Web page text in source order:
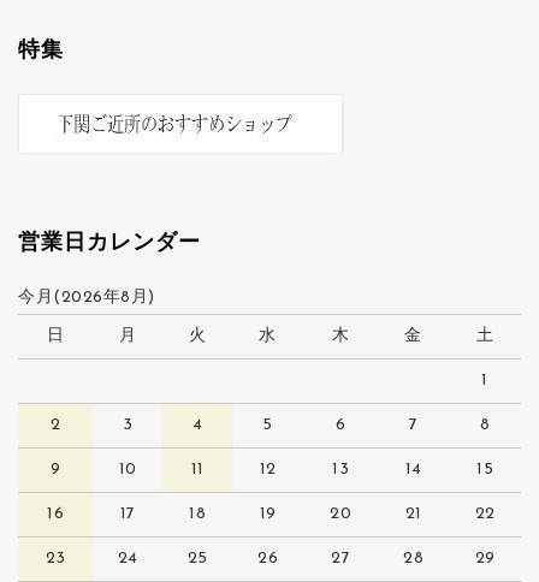
特集
営業日カレンダー
今月(2026年8月)
日 月 火 水 木 金 土
1
2 3 4 5 6 7 8
9 10 11 12 13 14 15
16 17 18 19 20 21 22
23 24 25 26 27 28 29